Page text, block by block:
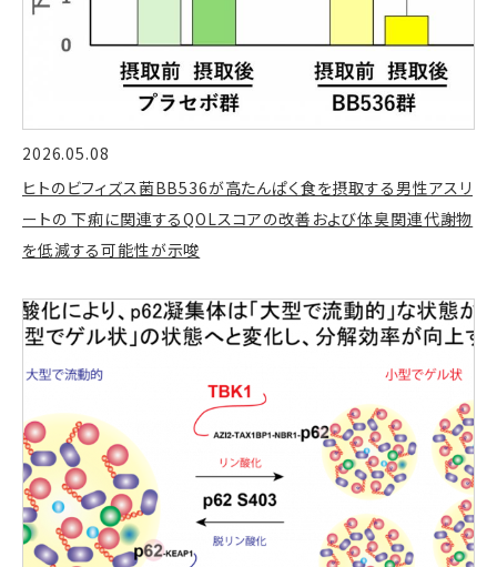
2026.05.08
ヒトのビフィズス菌BB536が高たんぱく食を摂取する男性アスリ
ートの 下痢に関連するQOLスコアの改善および体臭関連代謝物
を低減する可能性が示唆